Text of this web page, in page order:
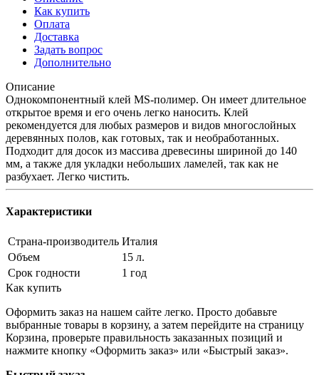
Как купить
Оплата
Доставка
Задать вопрос
Дополнительно
Описание
Однокомпонентный клей MS-полимер. Он имеет длительное
открытое время и его очень легко наносить. Клей
рекомендуется для любых размеров и видов многослойных
деревянных полов, как готовых, так и необработанных.
Подходит для досок из массива древесины шириной до 140
мм, а также для укладки небольших ламелей, так как не
разбухает. Легко чистить.
Характеристики
Страна-производитель Италия
Объем
15 л.
Срок годности
1 год
Как купить
Оформить заказ на нашем сайте легко. Просто добавьте
выбранные товары в корзину, а затем перейдите на страницу
Корзина, проверьте правильность заказанных позиций и
нажмите кнопку «Оформить заказ» или «Быстрый заказ».